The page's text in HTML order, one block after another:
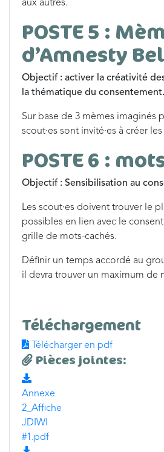
aux autres.
POSTE 5 :
d’Amnesty
Objectif : activer la créativité
la thématique du consentement.
Sur base de 3 mèmes imaginés
scout·es sont invité·es à créer
POSTE 6 :
Objectif : Sensibilisation au
Les scout·es doivent trouver le
possibles en lien avec le
grille de mots-cachés.
Définir un temps accordé au
il devra trouver un maximum de
Téléchargement
Télécharger en pdf
Pièces jointes:
Annexe
2_Affiche
JDIWI
#1.pdf